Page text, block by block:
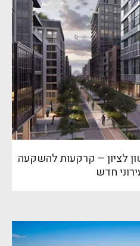
לציון – קרקעות להשקעה
חדש